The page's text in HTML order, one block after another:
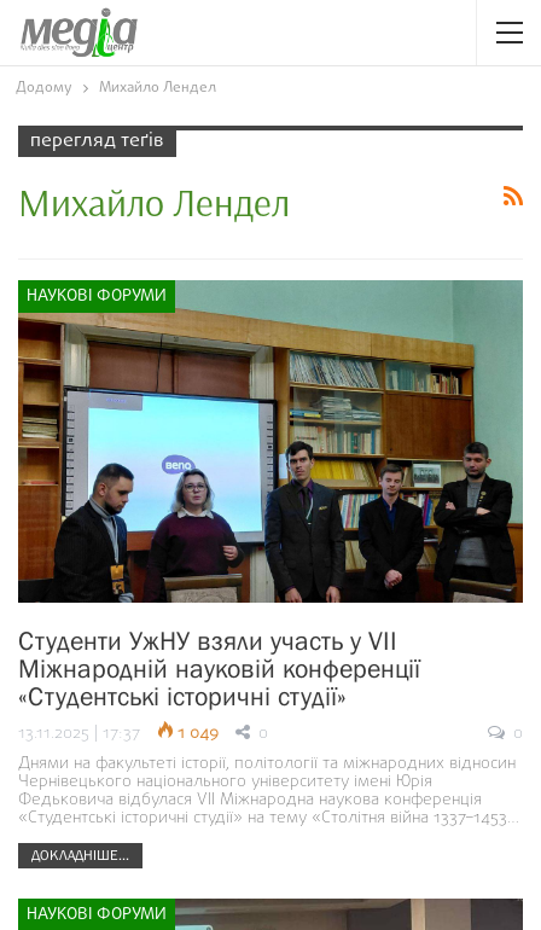
Додому Михайло Лендел
перегляд теґів
Михайло Лендел
НАУКОВІ ФОРУМИ
Студенти УжНУ взяли участь у VII
Міжнародній науковій конференції
«Студентські історичні студії»
13.11.2025 | 17:37 1 049 0
0
Днями на факультеті історії, політології та міжнародних відносин
Чернівецького національного університету імені Юрія
Федьковича відбулася VII Міжнародна наукова конференція
«Студентські історичні студії» на тему «Столітня війна 1337–1453…
ДОКЛАДНІШЕ...
НАУКОВІ ФОРУМИ